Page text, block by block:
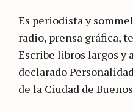
Es periodista y
radio, prensa gráfica,
Escribe libros largos y
declarado
de la Ciudad de